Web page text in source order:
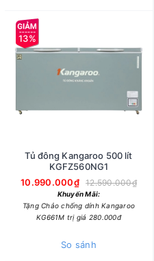
13%
Tủ đông Kangaroo 500 lít
KGFZ560NG1
10.990.000₫
12.590.000₫
Khuyến Mãi:
Tặng Chảo chống dính Kangaroo
KG661M trị giá 280.000đ
So sánh